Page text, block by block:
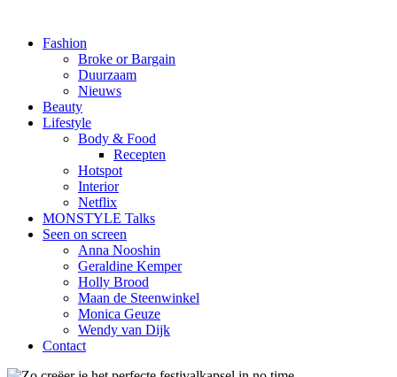
Fashion
Broke or Bargain
Duurzaam
Nieuws
Beauty
Lifestyle
Body & Food
Recepten
Hotspot
Interior
Netflix
MONSTYLE Talks
Seen on screen
Anna Nooshin
Geraldine Kemper
Holly Brood
Maan de Steenwinkel
Monica Geuze
Wendy van Dijk
Contact